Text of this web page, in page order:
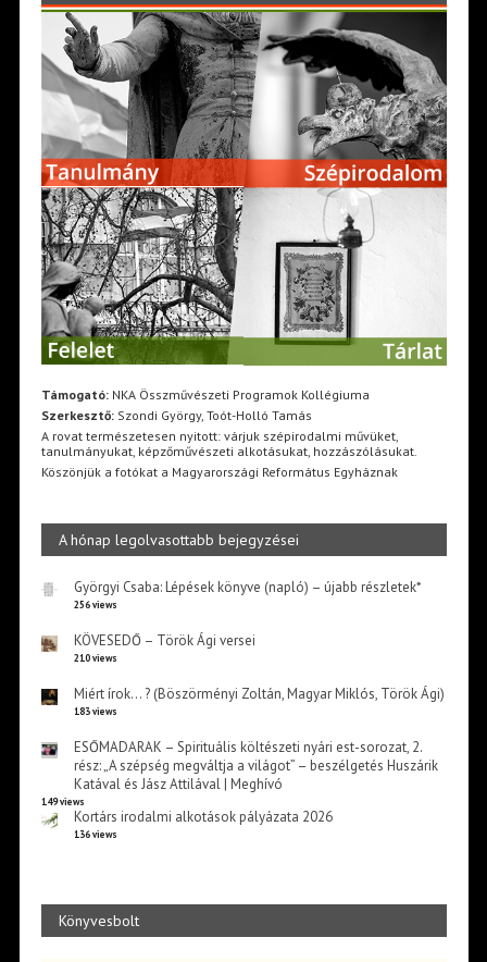
Támogató:NKA Összművészeti Programok Kollégiuma
Szerkesztő:Szondi György, Toót-Holló Tamás
A rovat természetesen nyitott: várjuk szépirodalmi művüket,
tanulmányukat, képzőművészeti alkotásukat, hozzászólásukat.
Köszönjük a fotókat a Magyarországi Református Egyháznak
A hónap legolvasottabb bejegyzései
Györgyi Csaba: Lépések könyve (napló) – újabb részletek*
256 views
KÖVESEDŐ – Török Ági versei
210 views
Miért írok… ? (Böszörményi Zoltán, Magyar Miklós, Török Ági)
183 views
ESŐMADARAK – Spirituális költészeti nyári est-sorozat, 2.
rész: „A szépség megváltja a világot” – beszélgetés Huszárik
Katával és Jász Attilával | Meghívó
149 views
Kortárs irodalmi alkotások pályázata 2026
136 views
Könyvesbolt